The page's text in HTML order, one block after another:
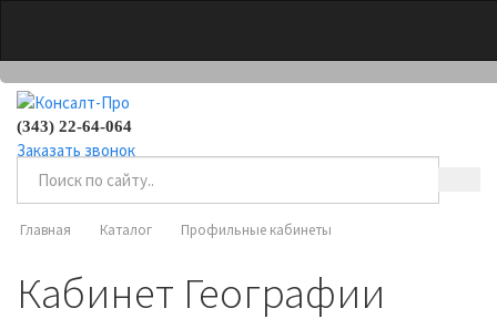
(343) 22-64-064
Заказать звонок
Главная Каталог Профильные кабинеты
Кабинет Географии